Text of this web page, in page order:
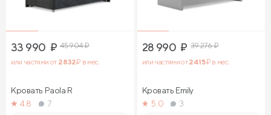
33 990 ₽ 45 904₽
или частями от 2 832₽ в мес.
Кровать Paola R
4.8
7
28 990 ₽ 39 276₽
или частями от2 415₽ в мес.
Кровать Emily
5.0
3